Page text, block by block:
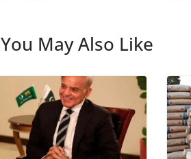
You May Also Like